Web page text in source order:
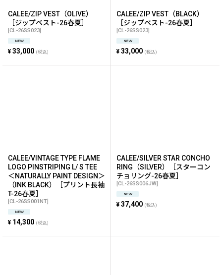
CALEE/ZIP VEST（OLIVE）
［ジップベスト-26春夏］
[CL-26SS023]
¥ 33,000 (税込)
CALEE/ZIP VEST（BLACK）
［ジップベスト-26春夏］
[CL-26SS023]
¥ 33,000 (税込)
CALEE/VINTAGE TYPE FLAME
LOGO PINSTRIPING L/ S TEE
＜NATURALLY PAINT DESIGN＞
（INK BLACK）［プリント長袖
T-26春夏］
[CL-26SS001NT]
¥ 14,300 (税込)
CALEE/SILVER STAR CONCHO
RING（SILVER）［スターコン
チョリング-26春夏］
[CL-26SS006JW]
¥ 37,400 (税込)